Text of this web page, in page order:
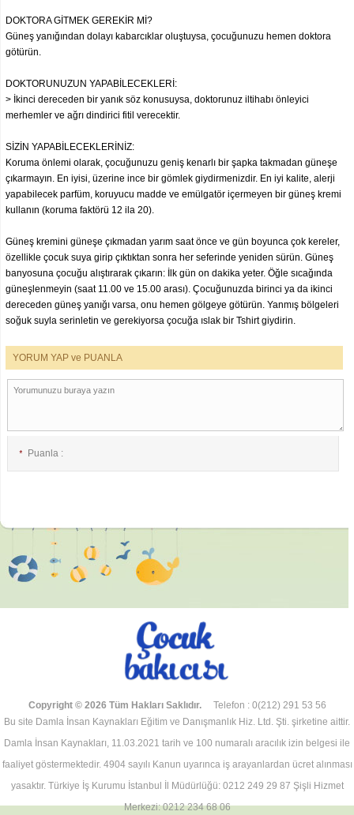
DOKTORA GİTMEK GEREKİR Mİ?
Güneş yanığından dolayı kabarcıklar oluştuysa, çocuğunuzu hemen doktora
götürün.
DOKTORUNUZUN YAPABİLECEKLERİ:
> İkinci dereceden bir yanık söz konusuysa, doktorunuz iltihabı önleyici
merhemler ve ağrı dindirici fitil verecektir.
SİZİN YAPABİLECEKLERİNİZ:
Koruma önlemi olarak, çocuğunuzu geniş kenarlı bir şapka takmadan güneşe
çıkarmayın. En iyisi, üzerine ince bir gömlek giydirmenizdir. En iyi kalite, alerji
yapabilecek parfüm, koruyucu madde ve emülgatör içermeyen bir güneş kremi
kullanın (koruma faktörü 12 ila 20).
Güneş kremini güneşe çıkmadan yarım saat önce ve gün boyunca çok kereler,
özellikle çocuk suya girip çıktıktan sonra her seferinde yeniden sürün. Güneş
banyosuna çocuğu alıştırarak çıkarın: İlk gün on dakika yeter. Öğle sıcağında
güneşlenmeyin (saat 11.00 ve 15.00 arası). Çocuğunuzda birinci ya da ikinci
dereceden güneş yanığı varsa, onu hemen gölgeye götürün. Yanmış bölgeleri
soğuk suyla serinletin ve gerekiyorsa çocuğa ıslak bir Tshirt giydirin.
YORUM YAP ve PUANLA
* Puanla :
İsim :
Copyright © 2026 Tüm Hakları Saklıdır.
Telefon : 0(212) 291 53 56
Bu site Damla İnsan Kaynakları Eğitim ve Danışmanlık Hiz. Ltd. Şti. şirketine aittir.
Damla İnsan Kaynakları, 11.03.2021 tarih ve 100 numaralı aracılık izin belgesi ile
faaliyet göstermektedir. 4904 sayılı Kanun uyarınca iş arayanlardan ücret alınması
yasaktır. Türkiye İş Kurumu İstanbul İl Müdürlüğü: 0212 249 29 87 Şişli Hizmet
Merkezi: 0212 234 68 06